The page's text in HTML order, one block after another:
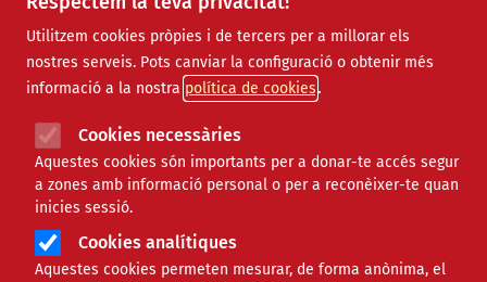
Utilitzem cookies pròpies i de tercers per a millorar els
nostres serveis. Pots canviar la configuració o obtenir més
informació a la nostra política de cookies
Cookies necessàries
Aquestes cookies són importants per a donar-te accés segur
a zones amb informació personal o per a reconèixer-te quan
inicies sessió.
Cookies analítiques
Aquestes cookies permeten mesurar, de forma anònima, el
Notícies
Totes | Ambiental | Comunitari | Cultural | Social
|
Internacional | Projectes | Jurídic | Tecnològic
Formació